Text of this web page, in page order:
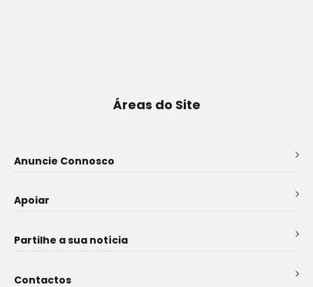
Áreas do Site
Anuncie Connosco
Apoiar
Partilhe a sua notícia
Contactos